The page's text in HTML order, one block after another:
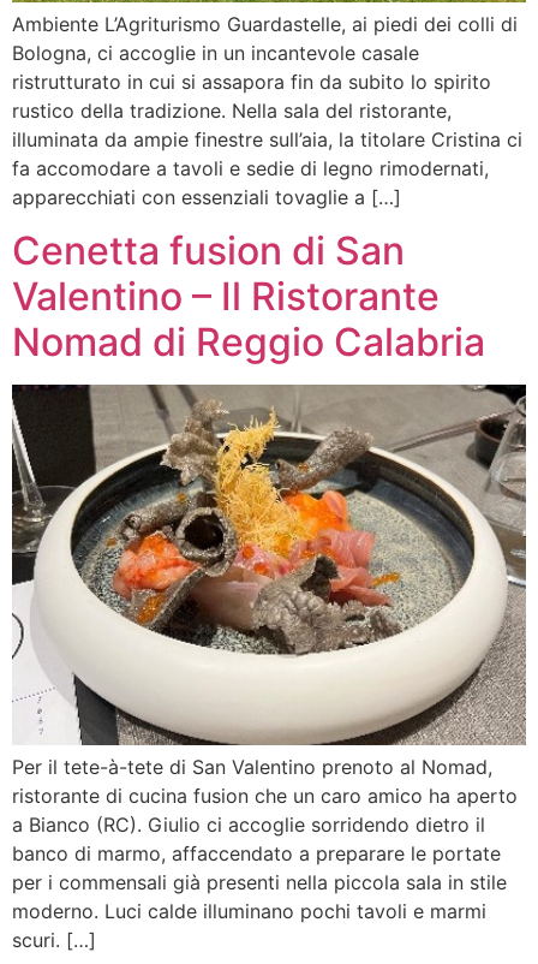
Ambiente L’Agriturismo Guardastelle, ai piedi dei colli di
Bologna, ci accoglie in un incantevole casale
ristrutturato in cui si assapora fin da subito lo spirito
rustico della tradizione. Nella sala del ristorante,
illuminata da ampie finestre sull’aia, la titolare Cristina ci
fa accomodare a tavoli e sedie di legno rimodernati,
apparecchiati con essenziali tovaglie a […]
Cenetta fusion di San
Valentino – Il Ristorante
Nomad di Reggio Calabria
Per il tete-à-tete di San Valentino prenoto al Nomad,
ristorante di cucina fusion che un caro amico ha aperto
a Bianco (RC). Giulio ci accoglie sorridendo dietro il
banco di marmo, affaccendato a preparare le portate
per i commensali già presenti nella piccola sala in stile
moderno. Luci calde illuminano pochi tavoli e marmi
scuri. […]